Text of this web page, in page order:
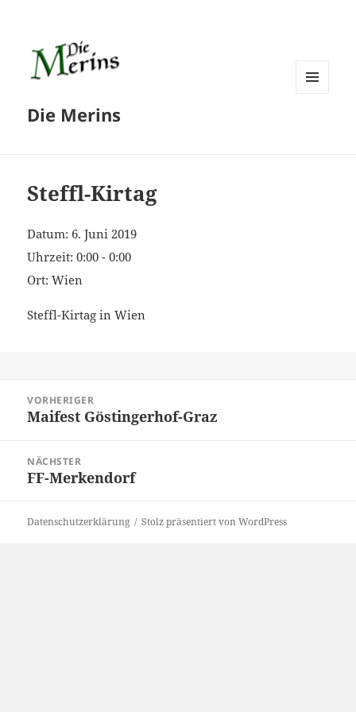
Die Merins
Steffl-Kirtag
Datum: 6. Juni 2019
Uhrzeit:0:00 - 0:00
Ort:Wien
Steffl-Kirtag in Wien
VORHERIGER
Vorheriger
Maifest Göstingerhof-Graz
NÄCHSTER
Nächster
FF-Merkendorf
Datenschutzerklärung Stolz präsentiert von WordPress